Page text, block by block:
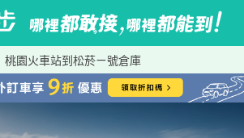
桃園火車站到松菸ㄧ號倉庫